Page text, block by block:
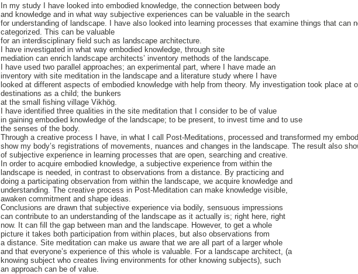
In my study I have looked into embodied knowledge, the connection between body
and knowledge and in what way subjective experiences can be valuable in the search
for understanding of landscape. I have also looked into learning processes that examine things that can
categorized. This can be valuable
for an interdisciplinary field such as landscape architecture.
I have investigated in what way embodied knowledge, through site
mediation can enrich landscape architects’ inventory methods of the landscape.
I have used two parallel approaches; an experimental part, where I have made an
inventory with site meditation in the landscape and a literature study where I have
looked at different aspects of embodied knowledge with help from theory. My investigation took place at
destinations as a child; the bunkers
at the small fishing village Vikhög.
I have identified three qualities in the site meditation that I consider to be of value
in gaining embodied knowledge of the landscape; to be present, to invest time and to use
the senses of the body.
Through a creative process I have, in what I call Post-Meditations, processed and transformed my
show my body’s registrations of movements, nuances and changes in the landscape. The result also
of subjective experience in learning processes that are open, searching and creative.
In order to acquire embodied knowledge, a subjective experience from within the
landscape is needed, in contrast to observations from a distance. By practicing and
doing a participating observation from within the landscape, we acquire knowledge and
understanding. The creative process in Post-Meditation can make knowledge visible,
awaken commitment and shape ideas.
Conclusions are drawn that subjective experience via bodily, sensuous impressions
can contribute to an understanding of the landscape as it actually is; right here, right
now. It can fill the gap between man and the landscape. However, to get a whole
picture it takes both participation from within places, but also observations from
a distance. Site meditation can make us aware that we are all part of a larger whole
and that everyone’s experience of this whole is valuable. For a landscape architect, (a
knowing subject who creates living environments for other knowing subjects), such
an approach can be of value.